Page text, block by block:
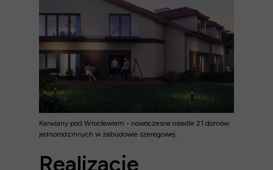
Karwiany pod Wrocławiem - nowoczesne osiedle 21 domów
jednorodzinnych w zabudowie szeregowej.
Realizacje